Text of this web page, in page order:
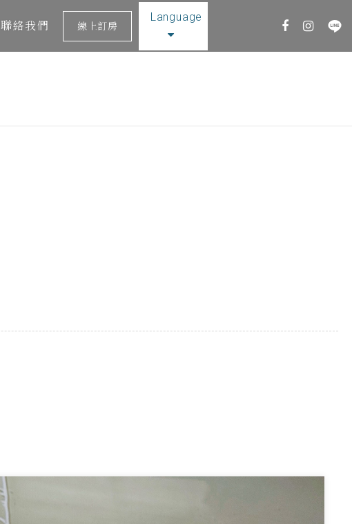
聯絡我們 線上訂房
Language
Select Language